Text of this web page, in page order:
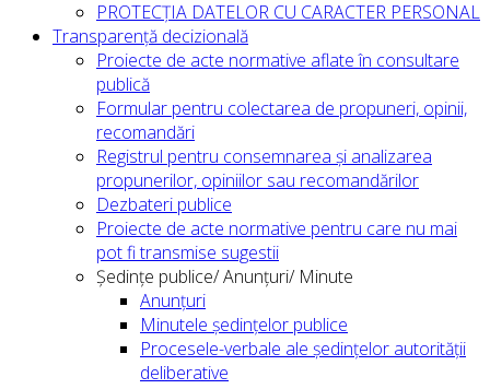
PROTECȚIA DATELOR CU CARACTER PERSONAL
Transparență decizională
Proiecte de acte normative aflate în consultare
publică
Formular pentru colectarea de propuneri, opinii,
recomandări
Registrul pentru consemnarea și analizarea
propunerilor, opiniilor sau recomandărilor
Dezbateri publice
Proiecte de acte normative pentru care nu mai
pot fi transmise sugestii
Ședințe publice/ Anunțuri/ Minute
Anunțuri
Minutele ședințelor publice
Procesele-verbale ale ședințelor autorității
deliberative